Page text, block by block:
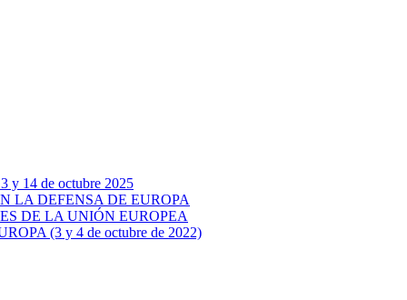
14 de octubre 2025
LA DEFENSA DE EUROPA
DE LA UNIÓN EUROPEA
(3 y 4 de octubre de 2022)